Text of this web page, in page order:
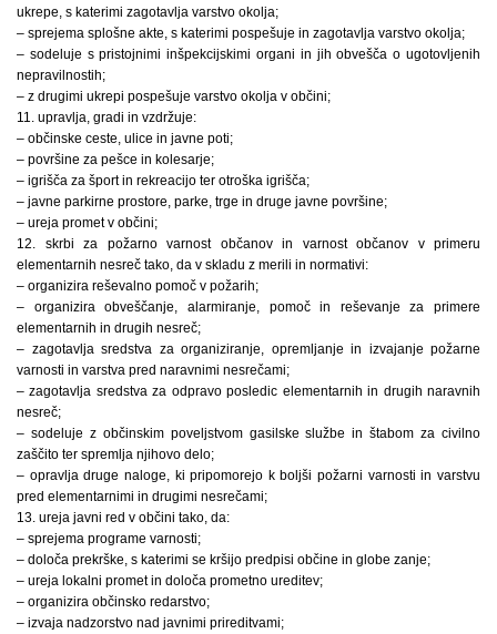
ukrepe, s katerimi zagotavlja varstvo okolja;
– sprejema splošne akte, s katerimi pospešuje in zagotavlja varstvo okolja;
– sodeluje s pristojnimi inšpekcijskimi organi in jih obvešča o ugotovljenih
nepravilnostih;
– z drugimi ukrepi pospešuje varstvo okolja v občini;
11. upravlja, gradi in vzdržuje:
– občinske ceste, ulice in javne poti;
– površine za pešce in kolesarje;
– igrišča za šport in rekreacijo ter otroška igrišča;
– javne parkirne prostore, parke, trge in druge javne površine;
– ureja promet v občini;
12. skrbi za požarno varnost občanov in varnost občanov v primeru
elementarnih nesreč tako, da v skladu z merili in normativi:
– organizira reševalno pomoč v požarih;
– organizira obveščanje, alarmiranje, pomoč in reševanje za primere
elementarnih in drugih nesreč;
– zagotavlja sredstva za organiziranje, opremljanje in izvajanje požarne
varnosti in varstva pred naravnimi nesrečami;
– zagotavlja sredstva za odpravo posledic elementarnih in drugih naravnih
nesreč;
– sodeluje z občinskim poveljstvom gasilske službe in štabom za civilno
zaščito ter spremlja njihovo delo;
– opravlja druge naloge, ki pripomorejo k boljši požarni varnosti in varstvu
pred elementarnimi in drugimi nesrečami;
13. ureja javni red v občini tako, da:
– sprejema programe varnosti;
– določa prekrške, s katerimi se kršijo predpisi občine in globe zanje;
– ureja lokalni promet in določa prometno ureditev;
– organizira občinsko redarstvo;
– izvaja nadzorstvo nad javnimi prireditvami;